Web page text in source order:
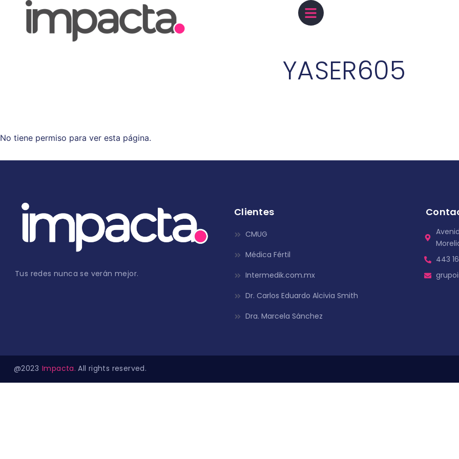
YASER605
No tiene permiso para ver esta página.
Tus redes nunca se verán mejor.
Clientes
CMUG
Médica Fértil
Intermedik.com.mx
Dr. Carlos Eduardo Alcivia Smith
Dra. Marcela Sánchez
443
@2023 Impacta. All rights reserved.